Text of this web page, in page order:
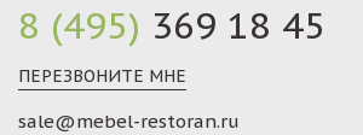
8 (495) 369 18 45
ПЕРЕЗВОНИТЕ МНЕ
sale@mebel-restoran.ru